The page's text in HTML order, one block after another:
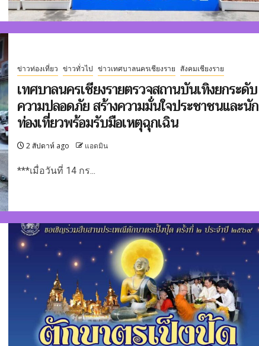
ข่าวท่องเที่ยว ข่าวทั่วไป ข่าวเทศบาลนครเชียงราย สังคมเชียงราย
เทศบาลนครเชียงรายตรวจสถานบันเทิงยกระดับ
ความปลอดภัย สร้างความมั่นใจประชาชนและนัก
ท่องเที่ยวพร้อมรับมือเหตุฉุกเฉิน
2 สัปดาห์ ago แอดมิน
***เมื่อวันที่ 14 กร...